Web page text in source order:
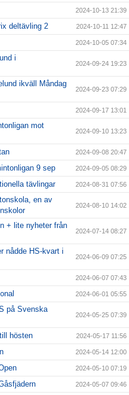
2024-10-13 21:39
deltävling 2 2024-10-11 12:47
2024-10-05 07:34
i
2024-09-24 19:23
ikväll Måndag
2024-09-23 07:29
2024-09-17 13:01
mot
2024-09-10 13:23
2024-09-08 20:47
9 sep 2024-09-05 08:29
tävlingar 2024-08-31 07:56
en av
2024-08-10 14:02
+ lite nyheter från
2024-07-14 08:27
nådde HS-kvart i
2024-06-09 07:25
2024-06-07 07:43
2024-06-01 05:55
på Svenska
2024-05-25 07:39
hösten 2024-05-17 11:56
2024-05-14 12:00
2024-05-10 07:19
2024-05-07 09:46